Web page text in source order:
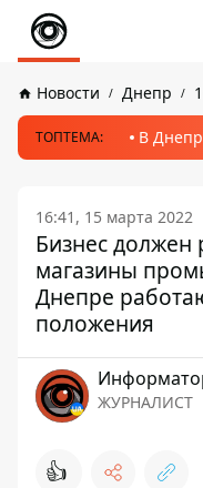
Новости Днепр
ТОПТЕМА: В
16:41, 15 марта 2022
Бизнес должен
магазины
Днепре
положения
ЖУРНАЛИСТ
👍